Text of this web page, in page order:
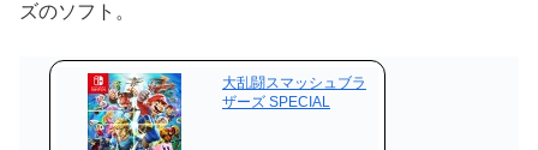
ズのソフト。
大乱闘スマッシュブラ
ザーズ SPECIAL